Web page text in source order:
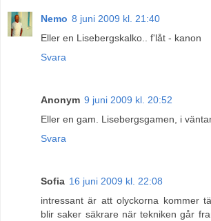
Nemo 8 juni 2009 kl. 21:40
Eller en Lisebergskalko.. f'låt - kanon
Svara
Anonym 9 juni 2009 kl. 20:52
Eller en gam. Lisebergsgamen, i
Svara
Sofia 16 juni 2009 kl. 22:08
intressant är att olyckorna kommer
blir saker säkrare när tekniken går